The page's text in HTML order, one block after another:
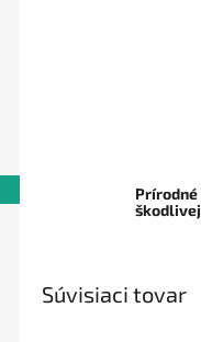
Súvisiaci tovar